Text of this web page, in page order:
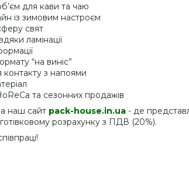
для кави та чаю
із зимовим настроєм
свят
ламінації
“на виніс”
контакту з напоями
та сезонних продажів
наш сайт pack-house.in.ua - де
розрахунку з ПДВ (20%).